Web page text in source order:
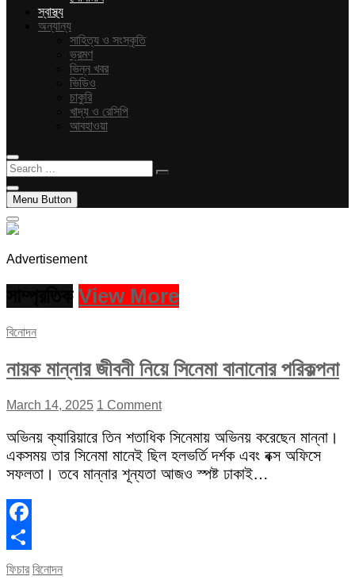
স্বাস্থ্য
অন্যান্য
সাহিত্য ও সংস্কৃতি
ভ্রমণ
ভিন্ন খবর
ভিডিও
চাকুরি
খাদ্য ও রেসিপি
আবহাওয়া
Search
…
Menu Button
Advertisement
View More
বিনোদন
নায়ক মান্নার জীবনী নিয়ে সিনেমা বানানোর পরিকল্পনা
March 14, 2025 1 Comment
অভিনয় ক্যারিয়ারে তিন শতাধিক সিনেমায় অভিনয় করেছেন মান্না।
একসময় তার সিনেমা মানেই ছিল হলভর্তি দর্শক এবং বক্স অফিসে
সফলতা। তবে মান্নার শূন্যতা আজও স্পষ্ট ঢাকাই…
Facebook
Share
ফিচার বিনোদন